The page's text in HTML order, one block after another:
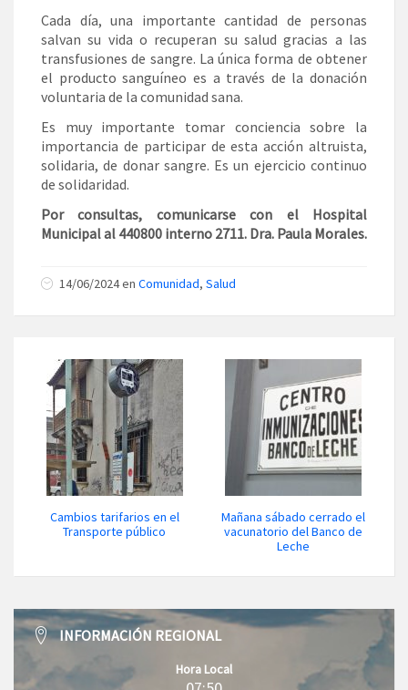
Cada día, una importante cantidad de personas
salvan su vida o recuperan su salud gracias a las
transfusiones de sangre. La única forma de obtener
el producto sanguíneo es a través de la donación
voluntaria de la comunidad sana.
Es muy importante tomar conciencia sobre la
importancia de participar de esta acción altruista,
solidaria, de donar sangre. Es un ejercicio continuo
de solidaridad.
Por consultas, comunicarse con el Hospital
Municipal al 440800 interno 2711. Dra. Paula Morales.
14/06/2024 en Comunidad, Salud
Cambios tarifarios en el
Transporte público
Mañana sábado cerrado el
vacunatorio del Banco de
Leche
INFORMACIÓN REGIONAL
Hora Local